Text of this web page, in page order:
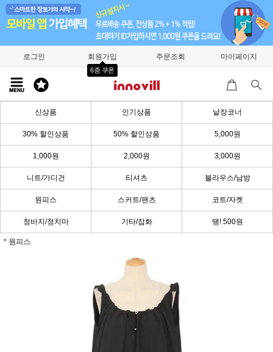
로그인 회원가입
6종 쿠폰
주문조회 마이페이지
신상품 인기상품 낱장코너
30% 할인상품 50% 할인상품 5,000원
1,000원 2,000원 3,000원
니트/가디건 티셔츠 블라우스/남방
원피스 스커트/팬츠 코트/자켓
청바지/청치마 기타/잡화 땡! 500원
* 원피스